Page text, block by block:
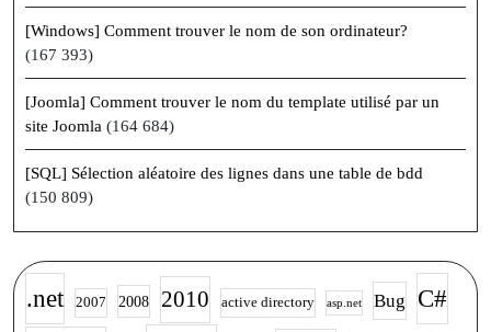
[Windows] Comment trouver le nom de son ordinateur?
(167 393)
[Joomla] Comment trouver le nom du template utilisé par un
site Joomla (164 684)
[SQL] Sélection aléatoire des lignes dans une table de bdd
(150 809)
.net 2007 2008 2010 active directory asp.net Bug
C#